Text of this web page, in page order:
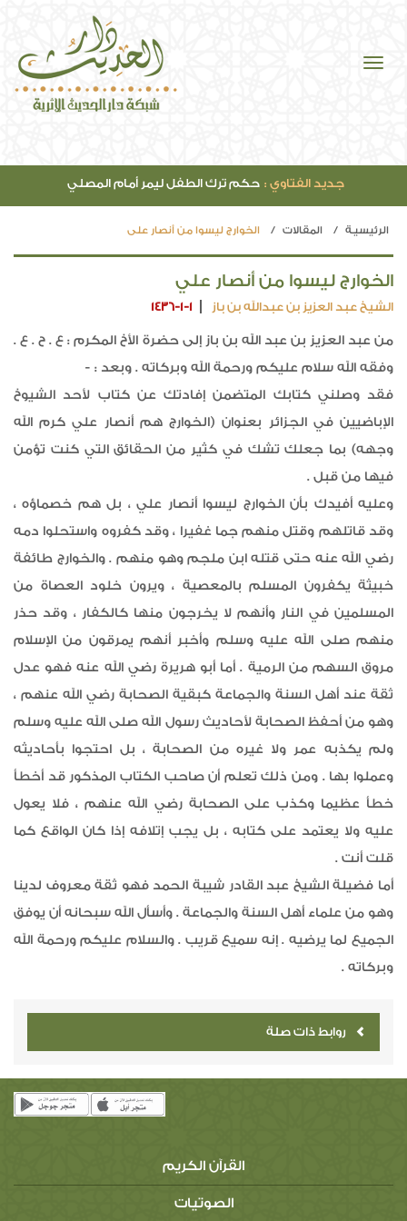
جديد الفتاوي : حكم ترك الطفل ليمر أمام المصلي
الرئيسيـة المقالات الخوارج ليسوا من أنصار علي
الخوارج ليسوا من أنصار علي
الشيخ عبد العزيز بن عبدالله بن باز 1436-1-1
من عبد العزيز بن عبد الله بن باز إلى حضرة الأخ المكرم : ع . ح . ع .
وفقه الله سلام عليكم ورحمة الله وبركاته . وبعد : -
فقد وصلني كتابك المتضمن إفادتك عن كتاب لأحد الشيوخ
الإباضيين في الجزائر بعنوان (الخوارج هم أنصار علي كرم الله
وجهه) بما جعلك تشك في كثير من الحقائق التي كنت تؤمن
فيها من قبل .
وعليه أفيدك بأن الخوارج ليسوا أنصار علي ، بل هم خصماؤه ،
وقد قاتلهم وقتل منهم جما غفيرا ، وقد كفروه واستحلوا دمه
رضي الله عنه حتى قتله ابن ملجم وهو منهم . والخوارج طائفة
خبيثة يكفرون المسلم بالمعصية ، ويرون خلود العصاة من
المسلمين في النار وأنهم لا يخرجون منها كالكفار ، وقد حذر
منهم صلى الله عليه وسلم وأخبر أنهم يمرقون من الإسلام
مروق السهم من الرمية . أما أبو هريرة رضي الله عنه فهو عدل
ثقة عند أهل السنة والجماعة كبقية الصحابة رضي الله عنهم ،
وهو من أحفظ الصحابة لأحاديث رسول الله صلى الله عليه وسلم
ولم يكذبه عمر ولا غيره من الصحابة ، بل احتجوا بأحاديثه
وعملوا بها . ومن ذلك تعلم أن صاحب الكتاب المذكور قد أخطأ
خطأ عظيما وكذب على الصحابة رضي الله عنهم ، فلا يعول
عليه ولا يعتمد على كتابه ، بل يجب إتلافه إذا كان الواقع كما
قلت أنت .
أما فضيلة الشيخ عبد القادر شيبة الحمد فهو ثقة معروف لدينا
وهو من علماء أهل السنة والجماعة . وأسأل الله سبحانه أن يوفق
الجميع لما يرضيه . إنه سميع قريب . والسلام عليكم ورحمة الله
وبركاته .
روابط ذات صلة
القرآن الكريم
الصوتيات